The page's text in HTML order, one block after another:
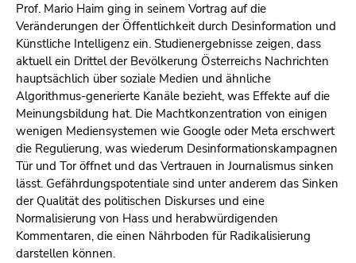
Prof. Mario Haim ging in seinem Vortrag auf die
Veränderungen der Öffentlichkeit durch Desinformation und
Künstliche Intelligenz ein. Studienergebnisse zeigen, dass
aktuell ein Drittel der Bevölkerung Österreichs Nachrichten
hauptsächlich über soziale Medien und ähnliche
Algorithmus-generierte Kanäle bezieht, was Effekte auf die
Meinungsbildung hat. Die Machtkonzentration von einigen
wenigen Mediensystemen wie Google oder Meta erschwert
die Regulierung, was wiederum Desinformationskampagnen
Tür und Tor öffnet und das Vertrauen in Journalismus sinken
lässt. Gefährdungspotentiale sind unter anderem das Sinken
der Qualität des politischen Diskurses und eine
Normalisierung von Hass und herabwürdigenden
Kommentaren, die einen Nährboden für Radikalisierung
darstellen können.